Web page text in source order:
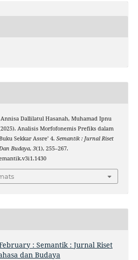
Dallilatul Hasanah, Muhamad Ipnu
Analisis Morfofonemis Prefiks dalam
Sekkar Assre’ 4. Semantik : Jurnal Riset
Budaya, 3(1), 255–267.
: Semantik : Jurnal Riset
dan Budaya